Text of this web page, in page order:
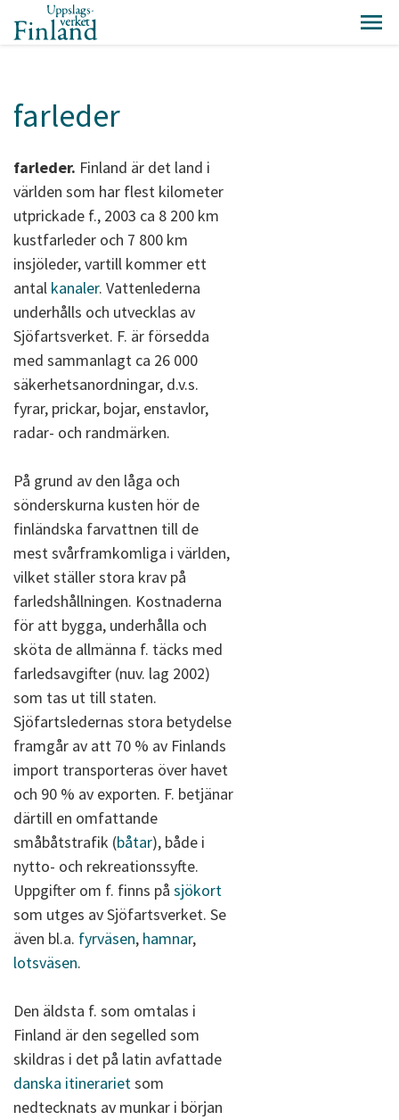
farleder
farleder. Finland är det land i
världen som har flest kilometer
utprickade f., 2003 ca 8 200 km
kustfarleder och 7 800 km
insjöleder, vartill kommer ett
antal kanaler. Vattenlederna
underhålls och utvecklas av
Sjöfartsverket. F. är försedda
med sammanlagt ca 26 000
säkerhetsanordningar, d.v.s.
fyrar, prickar, bojar, enstavlor,
radar- och randmärken.
På grund av den låga och
sönderskurna kusten hör de
finländska farvattnen till de
mest svårframkomliga i världen,
vilket ställer stora krav på
farledshållningen. Kostnaderna
för att bygga, underhålla och
sköta de allmänna f. täcks med
farledsavgifter (nuv. lag 2002)
som tas ut till staten.
Sjöfartsledernas stora betydelse
framgår av att 70 % av Finlands
import transporteras över havet
och 90 % av exporten. F. betjänar
därtill en omfattande
småbåtstrafik (båtar), både i
nytto- och rekreationssyfte.
Uppgifter om f. finns på sjökort
som utges av Sjöfartsverket. Se
även bl.a. fyrväsen, hamnar,
lotsväsen.
Den äldsta f. som omtalas i
Finland är den segelled som
skildras i det på latin avfattade
danska itinerarietsom
nedtecknats av munkar i början